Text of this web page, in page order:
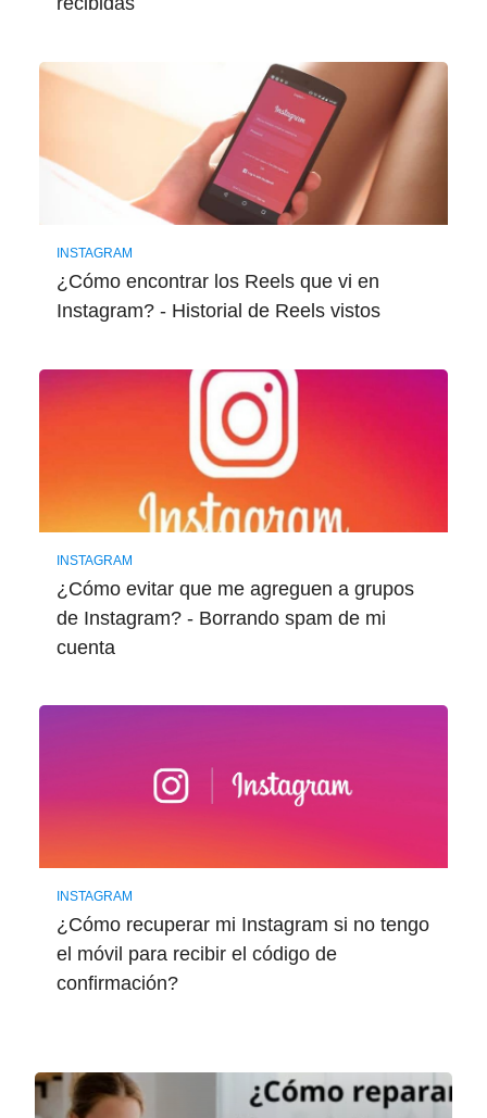
INSTAGRAM
¿Cómo encontrar los Reels que vi en
Instagram? - Historial de Reels vistos
INSTAGRAM
¿Cómo evitar que me agreguen a grupos
de Instagram? - Borrando spam de mi
cuenta
INSTAGRAM
¿Cómo recuperar mi Instagram si no tengo
el móvil para recibir el código de
confirmación?